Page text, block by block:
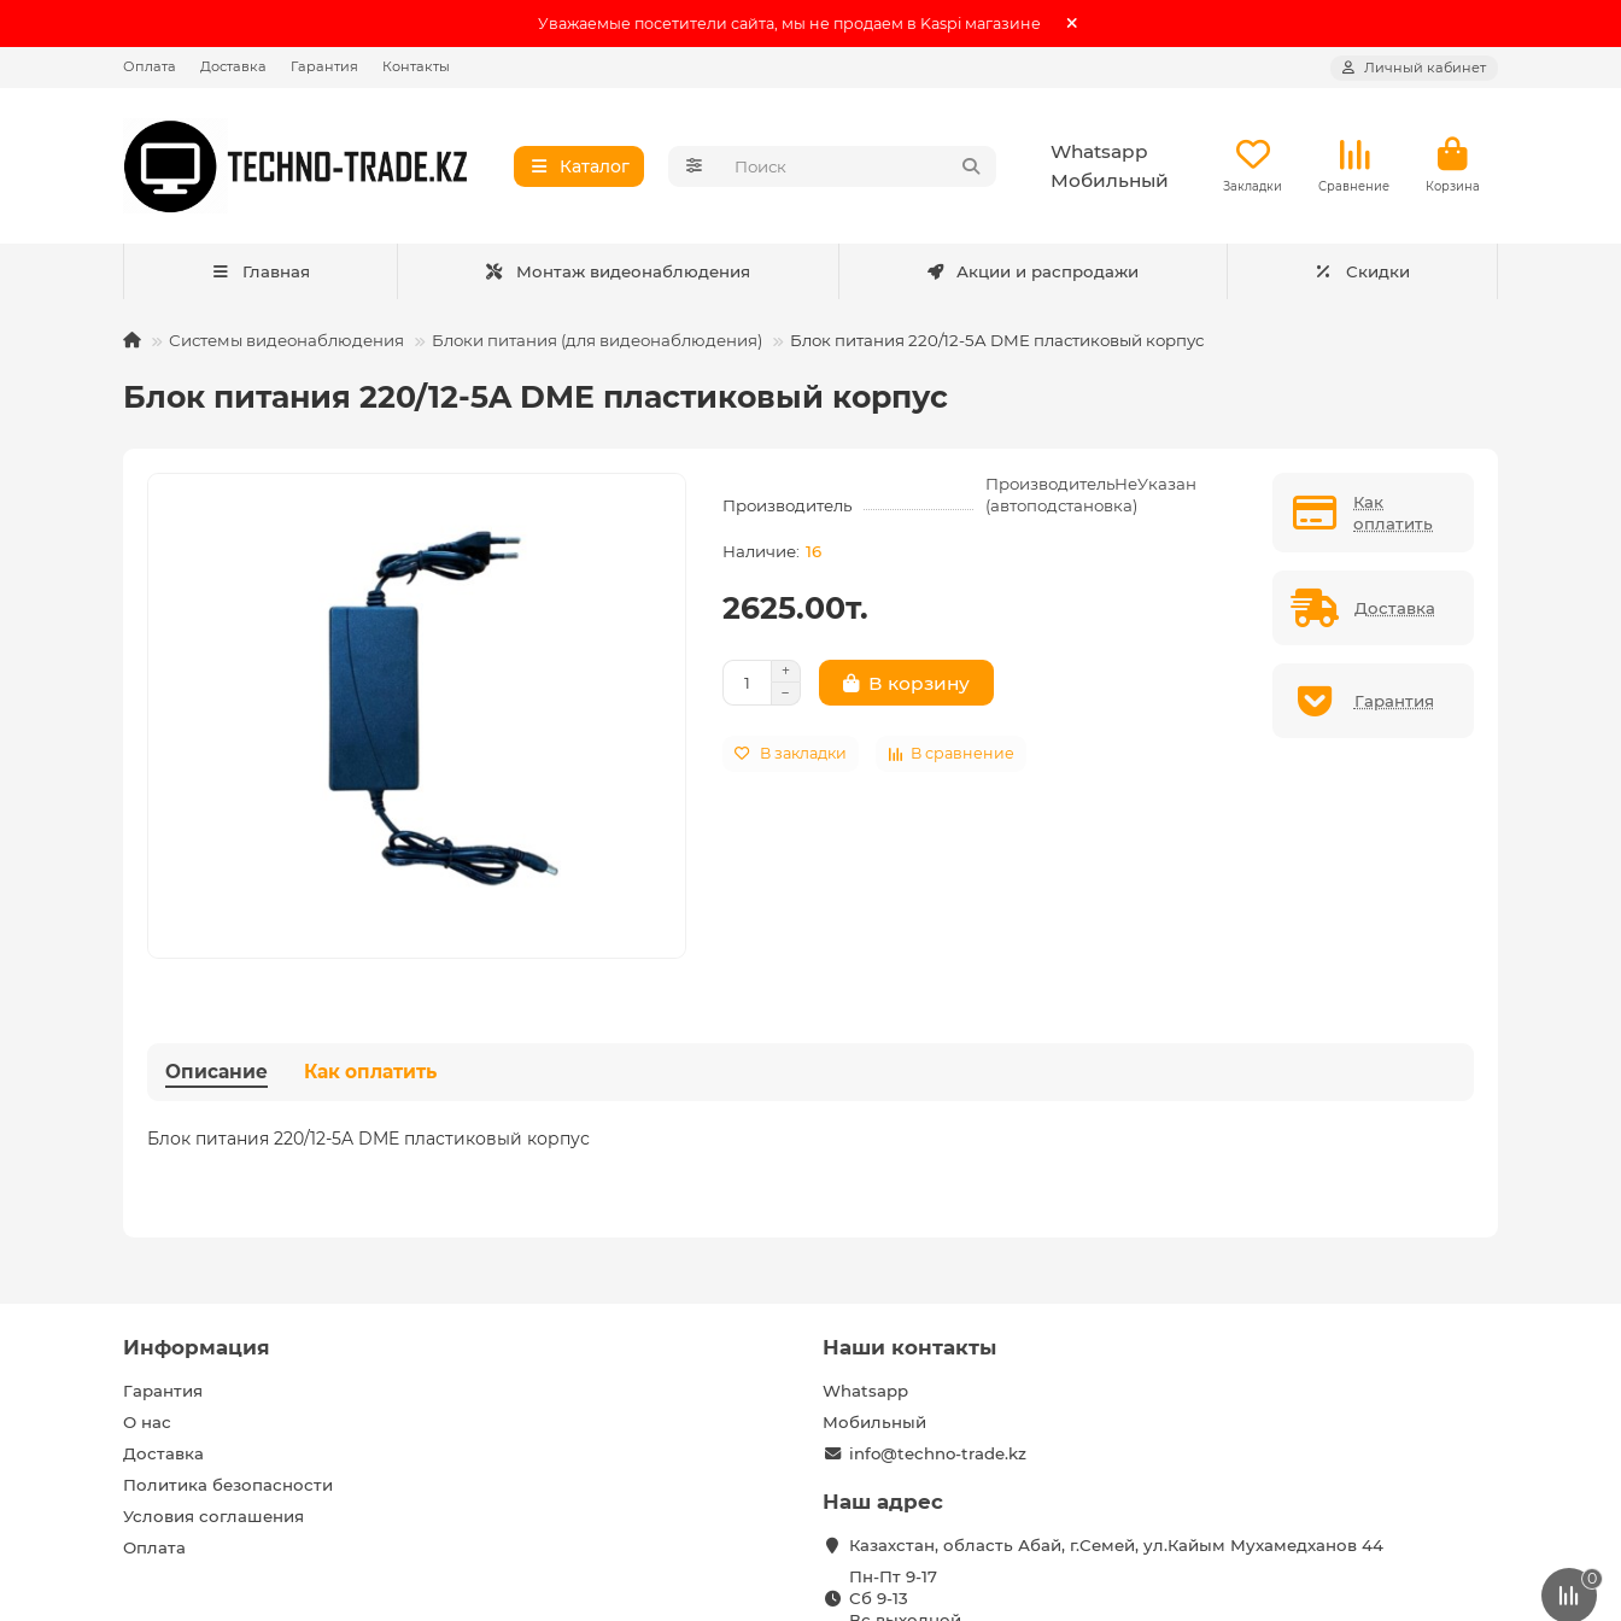
Уважаемые посетители сайта, мы не продаем в Kaspi магазине
Оплата Доставка Гарантия Контакты Личный кабинет
Каталог
Whatsapp
Мобильный
Закладки Сравнение Корзина
Главная Монтаж видеонаблюдения Акции и распродажи Скидки
Системы видеонаблюдения Блоки питания (для видеонаблюдения) Блок питания 220/12-5A DME пластиковый корпус
Блок питания 220/12-5A DME пластиковый корпус
Производитель
ПроизводительНеУказан
(автоподстановка)
16
2625.00т.
В корзину
В закладки В сравнение
Как
оплатить
Доставка
Гарантия
Описание Как оплатить
Блок питания 220/12-5A DME пластиковый корпус
Информация
Гарантия
О нас
Доставка
Политика безопасности
Условия соглашения
Оплата
Наши контакты
Whatsapp
Мобильный
info@techno-trade.kz
Наш адрес
Казахстан, область Абай, г.Семей, ул.Кайым Мухамедханов 44
Пн-Пт 9-17
Сб 9-13
0